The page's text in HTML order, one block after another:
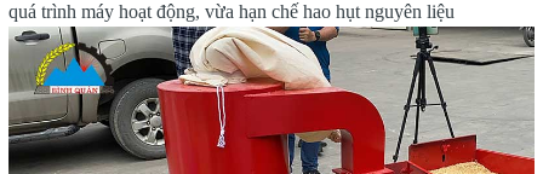
quá trình máy hoạt động, vừa hạn chế hao hụt nguyên liệu